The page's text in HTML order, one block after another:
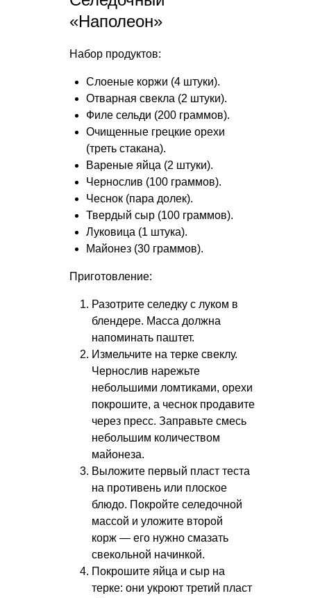
«Наполеон»
Набор продуктов:
Слоеные коржи (4 штуки).
Отварная свекла (2 штуки).
Филе сельди (200 граммов).
Очищенные грецкие орехи
(треть стакана).
Вареные яйца (2 штуки).
Чернослив (100 граммов).
Чеснок (пара долек).
Твердый сыр (100 граммов).
Луковица (1 штука).
Майонез (30 граммов).
Приготовление:
Разотрите селедку с луком в
блендере. Масса должна
напоминать паштет.
Измельчите на терке свеклу.
Чернослив нарежьте
небольшими ломтиками, орехи
покрошите, а чеснок продавите
через пресс. Заправьте смесь
небольшим количеством
майонеза.
Выложите первый пласт теста
на противень или плоское
блюдо. Покройте селедочной
массой и уложите второй
корж — его нужно смазать
свекольной начинкой.
Покрошите яйца и сыр на
терке: они укроют третий пласт